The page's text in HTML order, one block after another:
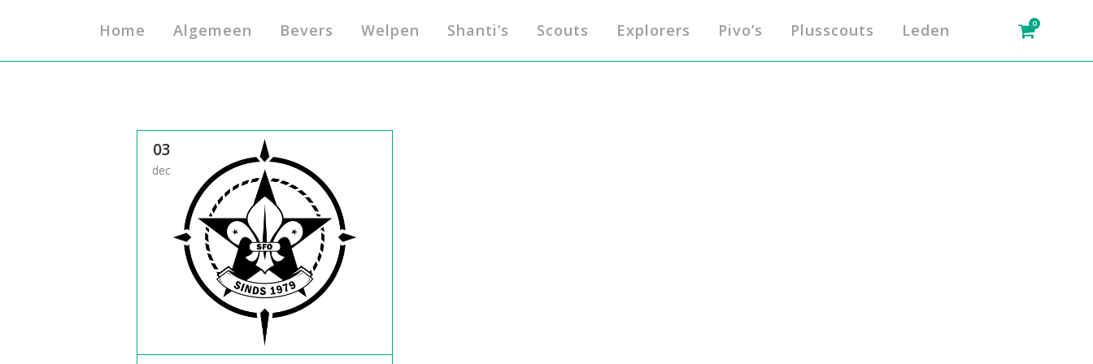
0
Home Algemeen Bevers Welpen Shanti’s Scouts Explorers Pivo’s Plusscouts Leden
03
dec